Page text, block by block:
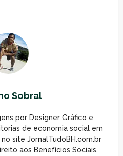
Sobral
por Designer Gráfico e
de economia social em
site JornalTudoBH.com.br
aos Benefícios Sociais.